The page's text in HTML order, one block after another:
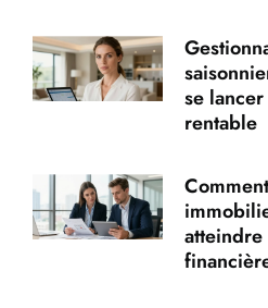
se
rentable
atteindre